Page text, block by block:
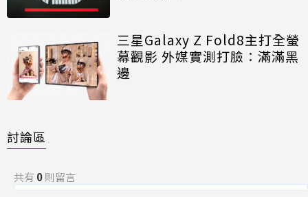
三星Galaxy Z Fold8主打全螢
幕觀影 外媒實測打臉：滿滿黑
邊
討論區
共有 0則留言